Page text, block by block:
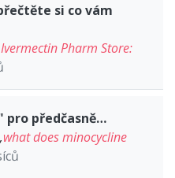
si co vám
Ivermectin Pharm Store:
pro předčasně…
what does minocycline